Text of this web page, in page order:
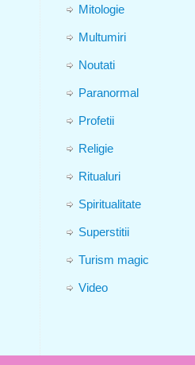
Mitologie
Multumiri
Noutati
Paranormal
Profetii
Religie
Ritualuri
Spiritualitate
Superstitii
Turism magic
Video